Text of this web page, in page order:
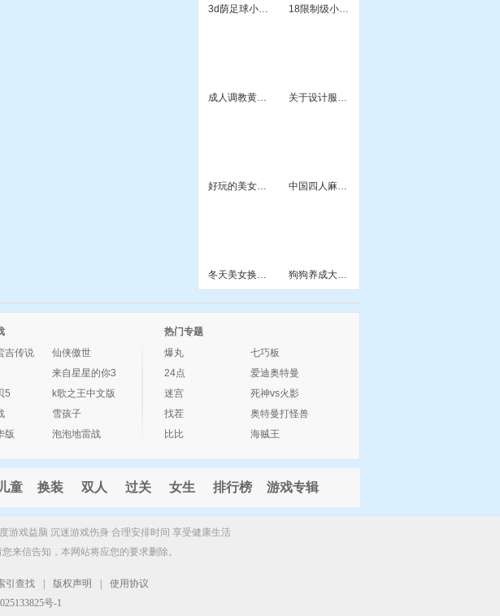
3d荫足球小游戏 18限制级小游戏
成人调教黄色小游戏 关于设计服装的小游戏
好玩的美女小游戏 中国四人麻将小游戏
冬天美女换衣小游戏 狗狗养成大做小游戏
吉传说
仙侠傲世
来自星星的你3
5
k歌之王中文版
雪孩子
版
泡泡地雷战
热门专题
爆丸
七巧板
24点
爱迪奥特曼
迷宫
死神vs火影
找茬
奥特曼打怪兽
比比
海贼王
儿童 换装 双人 过关 女生 排行榜 游戏专辑
游戏益脑 沉迷游戏伤身 合理安排时间 享受健康生活
来信告知，本网站将应您的要求删除。
引查找 版权声明
使用协议
号-1